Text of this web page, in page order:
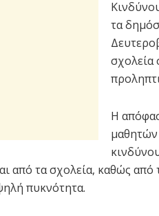
τα
σχολεία
Η
μαθητών
από τα σχολεία, καθώς
πυκνότητα.